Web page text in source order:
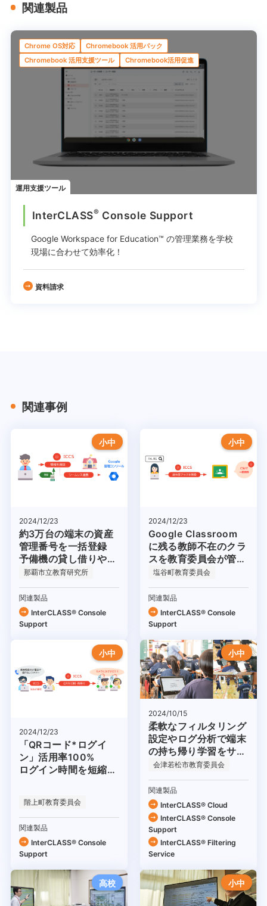
関連製品
Chrome OS対応
Chromebook 活用パック
Chromebook 活用支援ツール
Chromebook活用促進
運用支援ツール
InterCLASS® ︎ Console Support
Google Workspace for Education™ の管理業務を学校
現場に合わせて効率化！
資料請求
関連事例
小中
2024/12/23
約3万台の端末の資産
管理番号を一括登録
予備機の貸し借りや故
障対応がスムーズに
那覇市立教育研究所
関連製品
InterCLASS®︎ Console
Support
小中
2024/12/23
Google Classroom
に残る教師不在のクラ
スを教育委員会が管理
できトラブルを未然に
塩谷町教育委員会
関連製品
InterCLASS®︎ Console
Support
小中
2024/12/23
「QRコード*ログイ
ン」活用率100%
ログイン時間を短縮
階上町教育委員会
関連製品
InterCLASS®︎ Console
Support
小中
2024/10/15
柔軟なフィルタリング
設定やログ分析で端末
の持ち帰り学習をサポ
ート
会津若松市教育委員会
関連製品
InterCLASS® Cloud
InterCLASS®︎ Console
Support
InterCLASS®︎ Filtering
Service
高校 小中